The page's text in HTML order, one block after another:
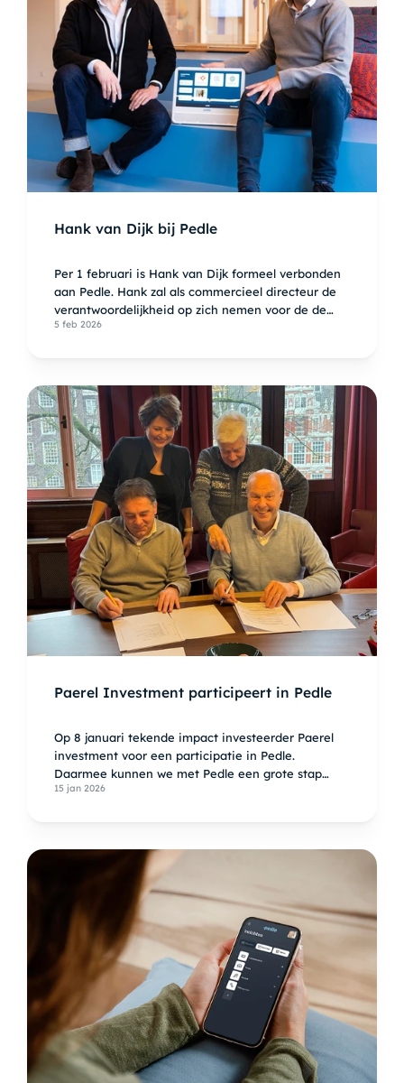
Hank van Dijk bij Pedle
Per 1 februari is Hank van Dijk formeel verbonden
aan Pedle. Hank zal als commercieel directeur de
verantwoordelijkheid op zich nemen voor de de
commerciële uitrol van Pedle in Nederland en
5 feb 2026
Paerel Investment participeert in Pedle
Op 8 januari tekende impact investeerder Paerel
investment voor een participatie in Pedle.
Daarmee kunnen we met Pedle een grote stap
verder zetten in de uitrol
15 jan 2026